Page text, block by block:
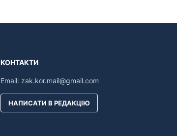
КОНТАКТИ
Email: zak.kor.mail@gmail.com
НАПИСАТИ В РЕДАКЦІЮ